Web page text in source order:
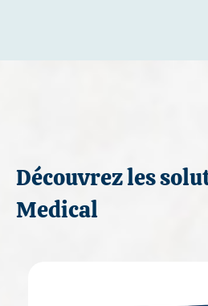
Découvrez les
Medical